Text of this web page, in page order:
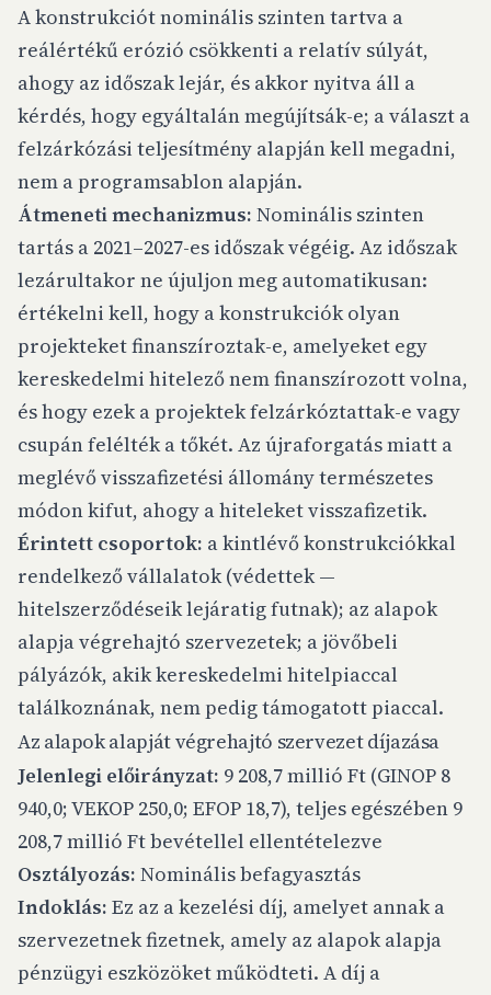
A konstrukciót nominális szinten tartva a
reálértékű erózió csökkenti a relatív súlyát,
ahogy az időszak lejár, és akkor nyitva áll a
kérdés, hogy egyáltalán megújítsák-e; a választ a
felzárkózási teljesítmény alapján kell megadni,
nem a programsablon alapján.
Átmeneti mechanizmus: Nominális szinten
tartás a 2021–2027-es időszak végéig. Az időszak
lezárultakor ne újuljon meg automatikusan:
értékelni kell, hogy a konstrukciók olyan
projekteket finanszíroztak-e, amelyeket egy
kereskedelmi hitelező nem finanszírozott volna,
és hogy ezek a projektek felzárkóztattak-e vagy
csupán felélték a tőkét. Az újraforgatás miatt a
meglévő visszafizetési állomány természetes
módon kifut, ahogy a hiteleket visszafizetik.
Érintett csoportok: a kintlévő konstrukciókkal
rendelkező vállalatok (védettek —
hitelszerződéseik lejáratig futnak); az alapok
alapja végrehajtó szervezetek; a jövőbeli
pályázók, akik kereskedelmi hitelpiaccal
találkoznának, nem pedig támogatott piaccal.
Az alapok alapját végrehajtó szervezet díjazása
Jelenlegi előirányzat: 9 208,7 millió Ft (GINOP 8
940,0; VEKOP 250,0; EFOP 18,7), teljes egészében 9
208,7 millió Ft bevétellel ellentételezve
Osztályozás: Nominális befagyasztás
Indoklás: Ez az a kezelési díj, amelyet annak a
szervezetnek fizetnek, amely az alapok alapja
pénzügyi eszközöket működteti. A díj a